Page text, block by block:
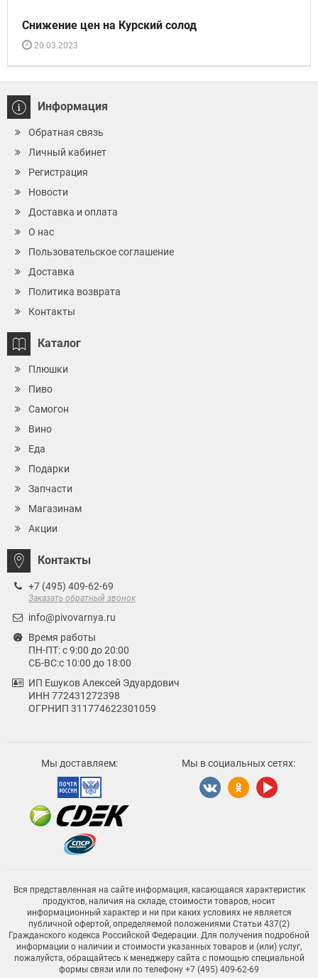
Снижение цен на Курский солод
20.03.2023
Информация
Обратная связь
Личный кабинет
Регистрация
Новости
Доставка и оплата
О нас
Пользовательское соглашение
Доставка
Политика возврата
Контакты
Каталог
Плюшки
Пиво
Самогон
Вино
Еда
Подарки
Запчасти
Магазинам
Акции
Контакты
+7 (495) 409-62-69
Заказать обратный звонок
info@pivovarnya.ru
Время работы
ПН-ПТ: с 9:00 до 20:00
СБ-ВС:с 10:00 до 18:00
ИП Ешуков Алексей Эдуардович
ИНН 772431272398
ОГРНИП 311774622301059
Мы доставляем: Мы в социальных сетях:
Вся представленная на сайте информация, касающаяся характеристик
продуктов, наличия на складе, стоимости товаров, носит
информационный характер и ни при каких условиях не является
публичной офертой, определяемой положениями Статьи 437(2)
Гражданского кодекса Российской Федерации. Для получения подробной
информации о наличии и стоимости указанных товаров и (или) услуг,
пожалуйста, обращайтесь к менеджеру сайта с помощью специальной
формы связи или по телефону +7 (495) 409-62-69